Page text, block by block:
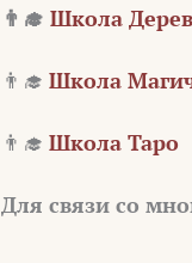
👨‍🎓 Школа
👨‍🎓 Школа
👨‍🎓 Школа Таро
Для связи со